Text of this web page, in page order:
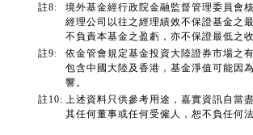
註8:
境外基金經行政院金融監督管理委員會
經理公司以往之經理績效不保證基金之
不負責本基金之盈虧，亦不保證最低之
註9:
依金管會規定基金投資大陸證券市場之
包含中國大陸及香港，基金淨值可能因
響。
註10: 上述資料只供參考用途，嘉實資訊自當
其任何董事或任何受僱人，恕不負任何